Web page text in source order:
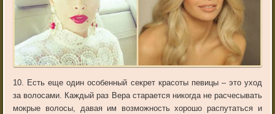
10. Есть еще один особенный секрет красоты певицы – это уход
за волосами. Каждый раз Вера старается никогда не расчесывать
мокрые волосы, давая им возможность хорошо распутаться и